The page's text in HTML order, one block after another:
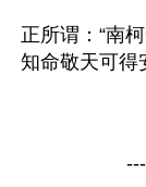
正所谓：“南
知命敬天可得